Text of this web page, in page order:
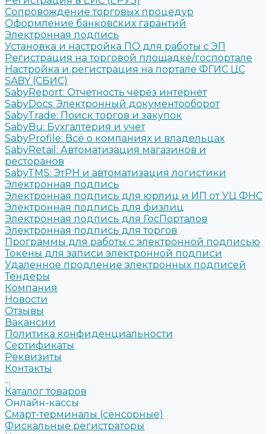
Сопровождение торговых процедур
Оформление банковских гарантий
Электронная подпись
Установка и настройка ПО для работы с ЭП
Регистрация на торговой площадке/госпортале
Настройка и регистрация на портале ФГИС ЦС
SABY (СБИС)
SabyReport: Отчетность через интернет
SabyDocs: Электронный документооборот
SabyTrade: Поиск торгов и закупок
SabyBu: Бухгалтерия и учет
SabyProfile: Всё о компаниях и владельцах
SabyRetail: Автоматизация магазинов и
ресторанов
SabyTMS: ЭтРН и автоматизация логистики
Электронная подпись
Электронная подпись для юрлиц и ИП от УЦ ФНС
Электронная подпись для физлиц
Электронная подпись для ГосПорталов
Электронная подпись для торгов
Программы для работы с электронной подписью
Токены для записи электронной подписи
Удаленное продление электронных подписей
Тендеры
Компания
Новости
Отзывы
Вакансии
Политика конфиденциальности
Сертификаты
Реквизиты
Контакты
...
Каталог товаров
Онлайн-кассы
Смарт-терминалы (сенсорные)
Фискальные регистраторы